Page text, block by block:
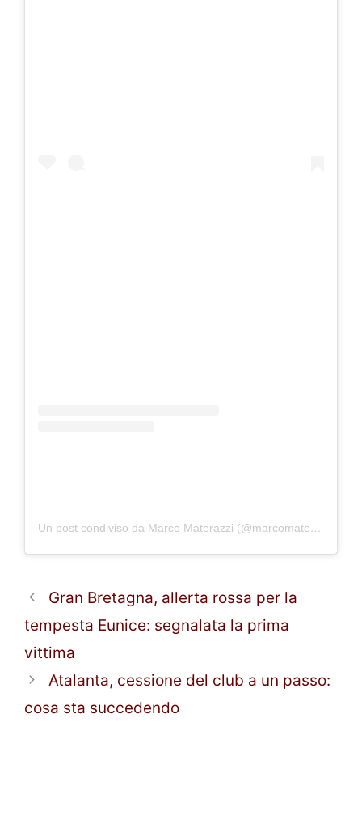
Un post condiviso da Marco Materazzi (@marcomaterazzi)
Gran Bretagna, allerta rossa per la
tempesta Eunice: segnalata la prima
vittima
Atalanta, cessione del club a un passo:
cosa sta succedendo